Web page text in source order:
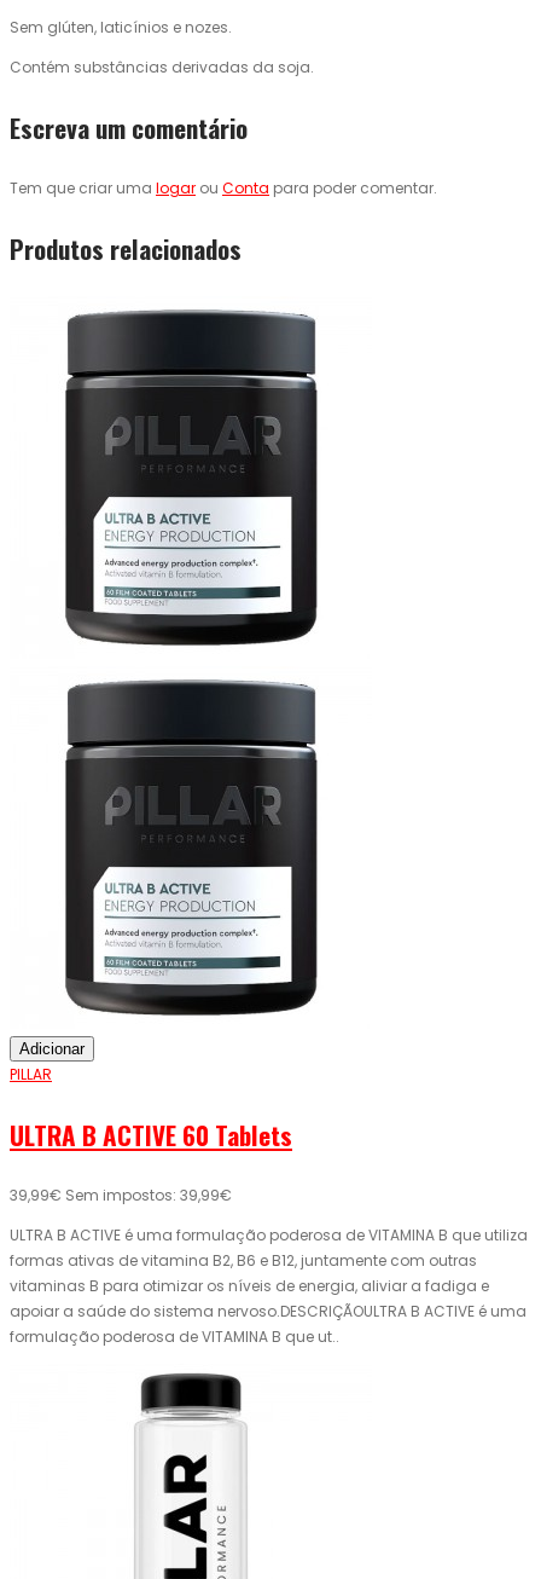
Sem glúten, laticínios e nozes.
Contém substâncias derivadas da soja.
Escreva um comentário
Tem que criar uma logar ou Conta para poder comentar.
Produtos relacionados
Adicionar
PILLAR
ULTRA B ACTIVE 60 Tablets
39,99€ Sem impostos: 39,99€
ULTRA B ACTIVE é uma formulação poderosa de VITAMINA B que utiliza
formas ativas de vitamina B2, B6 e B12, juntamente com outras
vitaminas B para otimizar os níveis de energia, aliviar a fadiga e
apoiar a saúde do sistema nervoso.DESCRIÇÃOULTRA B ACTIVE é uma
formulação poderosa de VITAMINA B que ut..